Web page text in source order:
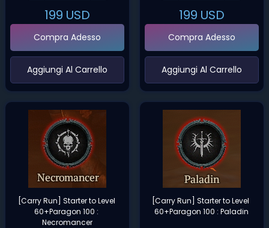
199 USD
Compra Adesso
‌Aggiungi Al Carrello‌
199 USD
Compra Adesso
‌Aggiungi Al Carrello‌
[Carry Run] Starter to Level
60+Paragon 100 :
Necromancer
[Carry Run] Starter to Level
60+Paragon 100 : Paladin